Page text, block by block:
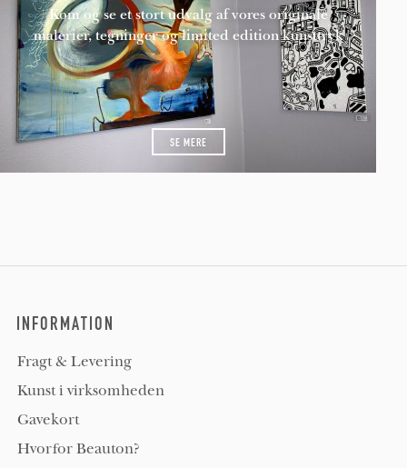
Kom og se et stort udvalg af vores originale
malerier, tegninger og limited edition kunsttryk
SE MERE
INFORMATION
Fragt & Levering
Kunst i virksomheden
Gavekort
Hvorfor Beauton?